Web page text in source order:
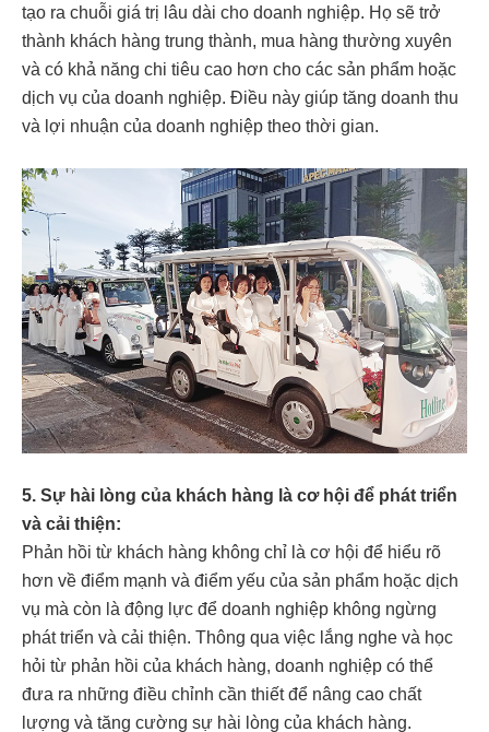
tạo ra chuỗi giá trị lâu dài cho doanh nghiệp. Họ sẽ trở
thành khách hàng trung thành, mua hàng thường xuyên
và có khả năng chi tiêu cao hơn cho các sản phẩm hoặc
dịch vụ của doanh nghiệp. Điều này giúp tăng doanh thu
và lợi nhuận của doanh nghiệp theo thời gian.
5. Sự hài lòng của khách hàng là cơ hội để phát triển
và cải thiện:
Phản hồi từ khách hàng không chỉ là cơ hội để hiểu rõ
hơn về điểm mạnh và điểm yếu của sản phẩm hoặc dịch
vụ mà còn là động lực để doanh nghiệp không ngừng
phát triển và cải thiện. Thông qua việc lắng nghe và học
hỏi từ phản hồi của khách hàng, doanh nghiệp có thể
đưa ra những điều chỉnh cần thiết để nâng cao chất
lượng và tăng cường sự hài lòng của khách hàng.